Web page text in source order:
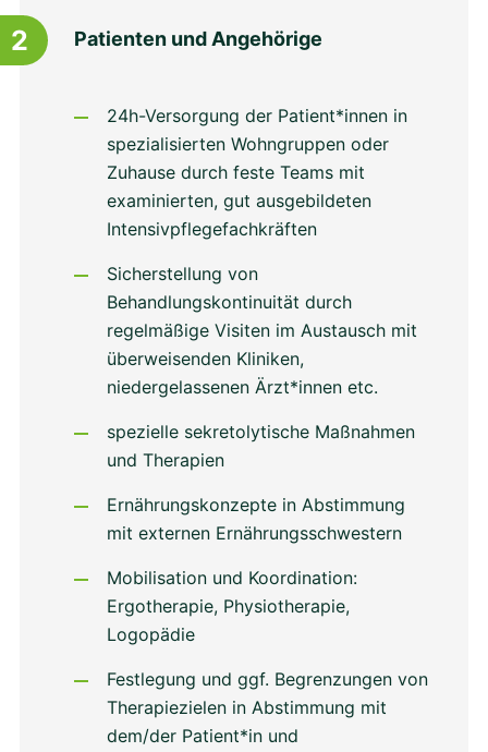
2 Patienten und Angehörige
24h-Versorgung der Patient*innen in
spezialisierten Wohngruppen oder
Zuhause durch feste Teams mit
examinierten, gut ausgebildeten
Intensivpflegefachkräften
Sicherstellung von
Behandlungskontinuität durch
regelmäßige Visiten im Austausch mit
überweisenden Kliniken,
niedergelassenen Ärzt*innen etc.
spezielle sekretolytische Maßnahmen
und Therapien
Ernährungskonzepte in Abstimmung
mit externen Ernährungsschwestern
Mobilisation und Koordination:
Ergotherapie, Physiotherapie,
Logopädie
Festlegung und ggf. Begrenzungen von
Therapiezielen in Abstimmung mit
dem/der Patient*in und